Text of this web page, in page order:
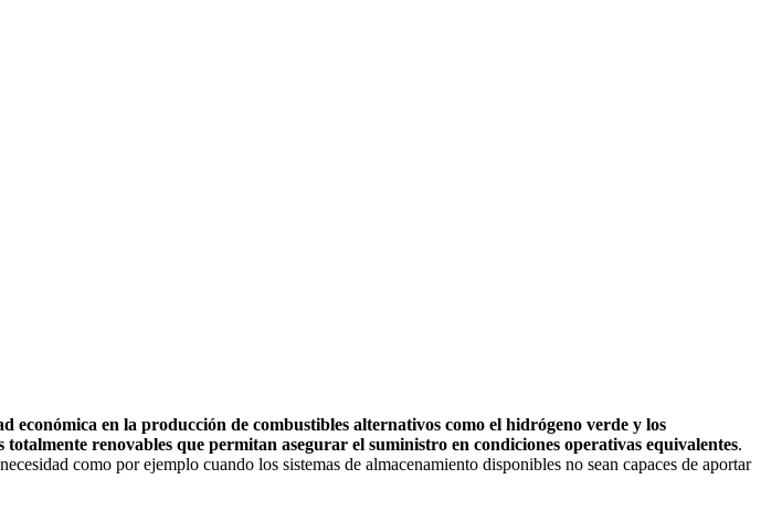
en la producción de combustibles alternativos como el hidrógeno verde y los
renovables que permitan asegurar el suministro en condiciones operativas equivalentes.
como por ejemplo cuando los sistemas de almacenamiento disponibles no sean capaces de aportar